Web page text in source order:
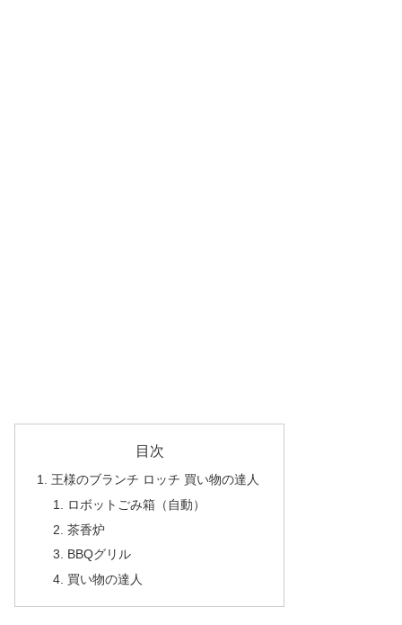
目次
王様のブランチ ロッチ 買い物の達人
ロボットごみ箱（自動）
茶香炉
BBQグリル
買い物の達人